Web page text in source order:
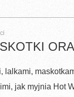
lalkami,
jak myjnia Hot